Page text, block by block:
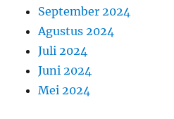
September 2024
Agustus 2024
Juli 2024
Juni 2024
Mei 2024